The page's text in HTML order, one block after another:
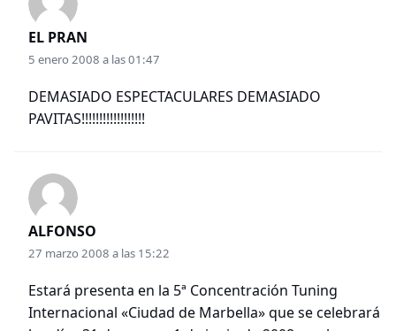
EL PRAN
5 enero 2008 a las 01:47
DEMASIADO ESPECTACULARES DEMASIADO
PAVITAS!!!!!!!!!!!!!!!!!!
ALFONSO
27 marzo 2008 a las 15:22
Estará presenta en la 5ª Concentración Tuning
Internacional «Ciudad de Marbella» que se celebrará